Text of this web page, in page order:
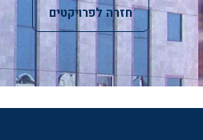
חזרה לפרויקטים